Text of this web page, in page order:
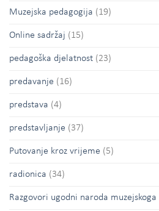
Muzejska pedagogija (19)
Online sadržaj (15)
pedagoška djelatnost (23)
predavanje (16)
predstava (4)
predstavljanje (37)
Putovanje kroz vrijeme (5)
radionica (34)
Razgovori ugodni naroda muzejskoga